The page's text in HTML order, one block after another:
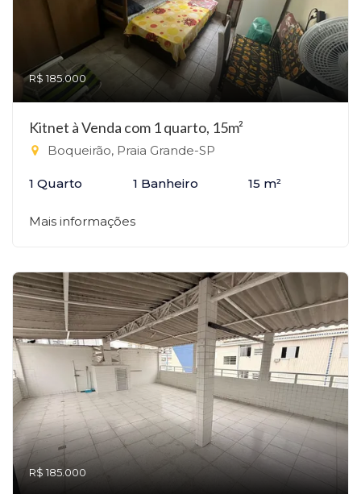
R$ 185.000
Kitnet à Venda com 1 quarto, 15m²
Boqueirão, Praia Grande-SP
1 Quarto 1 Banheiro 15 m²
Mais informações
R$ 185.000